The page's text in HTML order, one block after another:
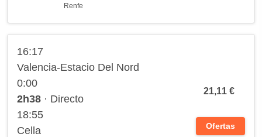
Renfe
16:17
Valencia-Estacio Del Nord
0:00
2h38 · Directo
18:55
Cella
21,11 €
Ofertas